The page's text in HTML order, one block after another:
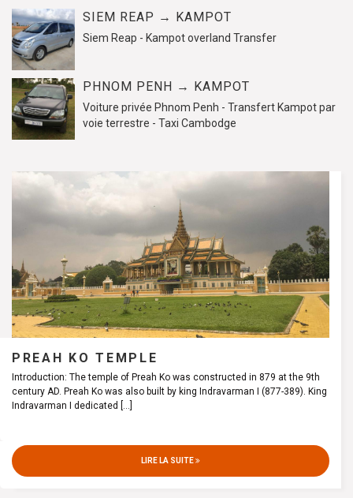
SIEM REAP → KAMPOT
Siem Reap - Kampot overland Transfer
PHNOM PENH → KAMPOT
Voiture privée Phnom Penh - Transfert Kampot par
voie terrestre - Taxi Cambodge
PREAH KO TEMPLE
Introduction: The temple of Preah Ko was constructed in 879 at the 9th
century AD. Preah Ko was also built by king Indravarman I (877-389). King
Indravarman I dedicated
[...]
LIRE LA SUITE